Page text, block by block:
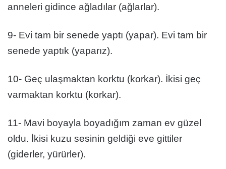
anneleri gidince ağladılar (ağlarlar).
9- Evi tam bir senede yaptı (yapar). Evi tam bir
senede yaptık (yaparız).
10- Geç ulaşmaktan korktu (korkar). İkisi geç
varmaktan korktu (korkar).
11- Mavi boyayla boyadığım zaman ev güzel
oldu. İkisi kuzu sesinin geldiği eve gittiler
(giderler, yürürler).